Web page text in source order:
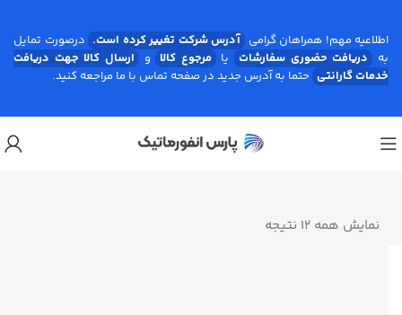
نمایش همه 12 نتیجه
اطلاعیه مهم! همراهان گرامی آدرس شرکت تغییر کرده است. درصورت تمایل
به
دریافت حضوری سفارشات یا مرجوع کالا و ارسال کالا جهت دریافت
خدمات گارانتی حتما به آدرس جدید در صفحه تماس با ما مراجعه کنید.